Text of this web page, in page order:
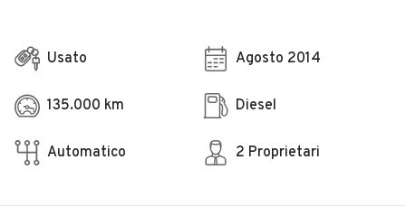
Usato Agosto 2014
135.000 km Diesel
Automatico 2 Proprietari